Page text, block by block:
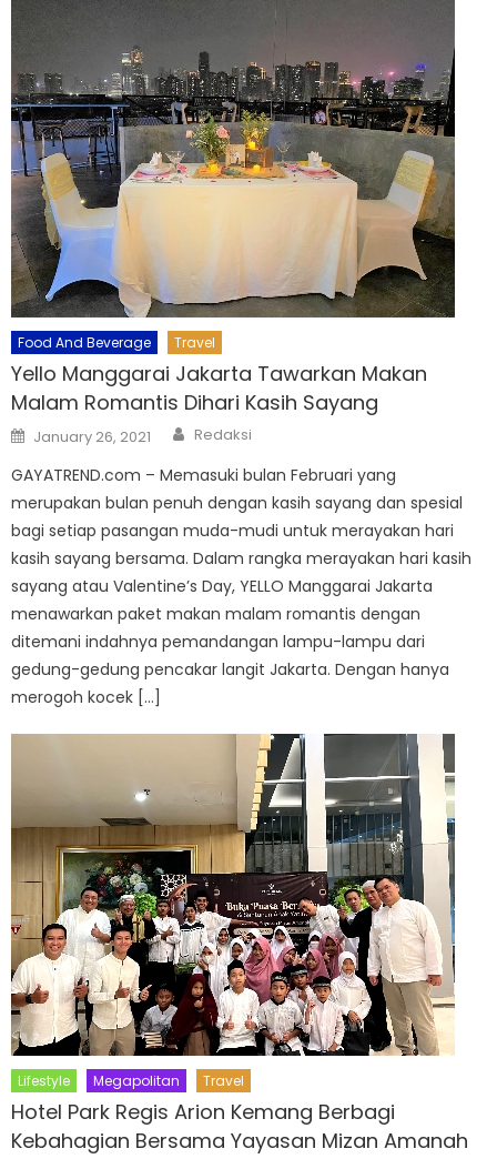
Food And Beverage Travel
Yello Manggarai Jakarta Tawarkan Makan
Malam Romantis Dihari Kasih Sayang
Posted
on
January 26, 2021 Author
Redaksi
GAYATREND.com – Memasuki bulan Februari yang
merupakan bulan penuh dengan kasih sayang dan spesial
bagi setiap pasangan muda-mudi untuk merayakan hari
kasih sayang bersama. Dalam rangka merayakan hari kasih
sayang atau Valentine’s Day, YELLO Manggarai Jakarta
menawarkan paket makan malam romantis dengan
ditemani indahnya pemandangan lampu-lampu dari
gedung-gedung pencakar langit Jakarta. Dengan hanya
merogoh kocek […]
Lifestyle Megapolitan Travel
Hotel Park Regis Arion Kemang Berbagi
Kebahagian Bersama Yayasan Mizan Amanah